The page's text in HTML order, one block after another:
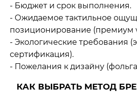
- Бюджет и срок выполнения.
- Ожидаемое тактильное
позиционирование (премиум
- Экологические требования
сертификация).
- Пожелания к дизайну
КАК ВЫБРАТЬ МЕТОД